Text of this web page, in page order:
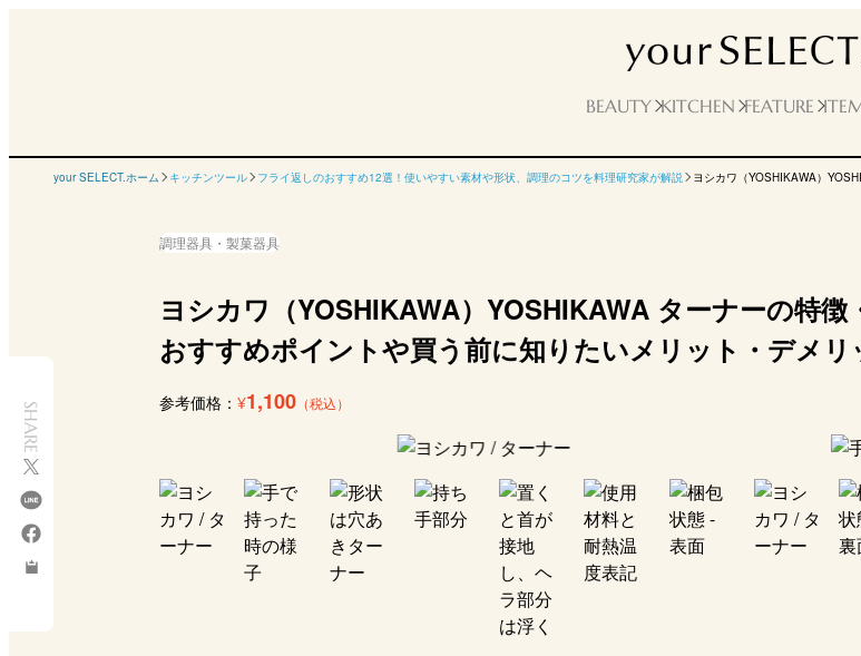
BEAUTY KITCHEN FEATURE
your SELECT.ホーム キッチンツール フライ返しのおすすめ12選！使いやすい素材や形状、調理のコツを料理研究家が解説 ヨシカワ（YOSHIKAWA）
SHARE
調理器具・製菓器具
ヨシカワ（YOSHIKAWA）YOSHIKAWA ターナーの特徴
おすすめポイントや買う前に知りたいメリット・デメリ
参考価格： ¥1,100 （税込）